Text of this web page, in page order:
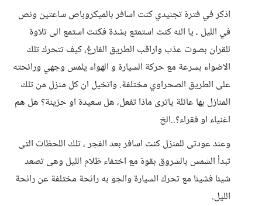
اذكر في فترة تجنيدي كنت اسافر بالميكروباص ساعتين ونص
في الليل ، يا الله كنت استمتع بشدة فكنت استمع الى تلاوة
للقران بصوت عذب واراقب الطريق الفارغ، كيف تتحرك تلك
الاضواء بسرعة مع حركة السيارة و الهواء يلمس وجهي ورائحته
على الطريق الصحراوي مختلفة. واتخيل ان كل منزل من تلك
المنازل بها عائلة ياترى ماذا تفعل، هل سعيدة او حزينة؟ هل هم
اغنياء او فقراء؟..الخ
وعند عودتى للمنزل كنت اسافر بعد الفجر ، تلك اللحظات التى
تبدأ الشمس بالشروق بقوة مع اختفاء ظلام الليل وهى تصعد
شيئا فشيئا مع تحرك السيارة والجو به رائحة مختلفة عن رائحة
الليل.